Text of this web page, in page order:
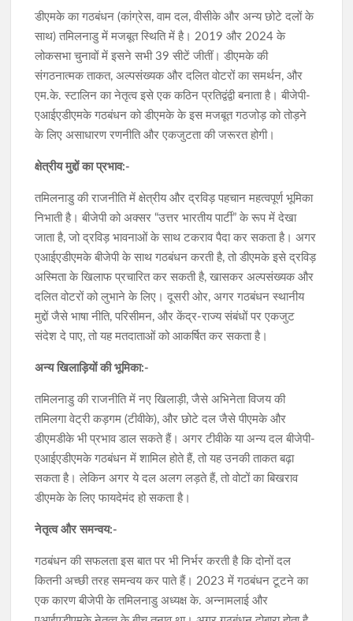
डीएमके का गठबंधन (कांग्रेस, वाम दल, वीसीके और अन्य छोटे दलों के
साथ) तमिलनाडु में मजबूत स्थिति में है। 2019 और 2024 के
लोकसभा चुनावों में इसने सभी 39 सीटें जीतीं। डीएमके की
संगठनात्मक ताकत, अल्पसंख्यक और दलित वोटरों का समर्थन, और
एम.के. स्टालिन का नेतृत्व इसे एक कठिन प्रतिद्वंद्वी बनाता है। बीजेपी-
एआईएडीएमके गठबंधन को डीएमके के इस मजबूत गठजोड़ को तोड़ने
के लिए असाधारण रणनीति और एकजुटता की जरूरत होगी।
क्षेत्रीय मुद्दों का प्रभाव:-
तमिलनाडु की राजनीति में क्षेत्रीय और द्रविड़ पहचान महत्वपूर्ण भूमिका
निभाती है। बीजेपी को अक्सर “उत्तर भारतीय पार्टी” के रूप में देखा
जाता है, जो द्रविड़ भावनाओं के साथ टकराव पैदा कर सकता है। अगर
एआईएडीएमके बीजेपी के साथ गठबंधन करती है, तो डीएमके इसे द्रविड़
अस्मिता के खिलाफ प्रचारित कर सकती है, खासकर अल्पसंख्यक और
दलित वोटरों को लुभाने के लिए। दूसरी ओर, अगर गठबंधन स्थानीय
मुद्दों जैसे भाषा नीति, परिसीमन, और केंद्र-राज्य संबंधों पर एकजुट
संदेश दे पाए, तो यह मतदाताओं को आकर्षित कर सकता है।
अन्य खिलाड़ियों की भूमिका:-
तमिलनाडु की राजनीति में नए खिलाड़ी, जैसे अभिनेता विजय की
तमिलगा वेट्री कड़गम (टीवीके), और छोटे दल जैसे पीएमके और
डीएमडीके भी प्रभाव डाल सकते हैं। अगर टीवीके या अन्य दल बीजेपी-
एआईएडीएमके गठबंधन में शामिल होते हैं, तो यह उनकी ताकत बढ़ा
सकता है। लेकिन अगर ये दल अलग लड़ते हैं, तो वोटों का बिखराव
डीएमके के लिए फायदेमंद हो सकता है।
नेतृत्व और समन्वय:-
गठबंधन की सफलता इस बात पर भी निर्भर करती है कि दोनों दल
कितनी अच्छी तरह समन्वय कर पाते हैं। 2023 में गठबंधन टूटने का
एक कारण बीजेपी के तमिलनाडु अध्यक्ष के. अन्नामलाई और